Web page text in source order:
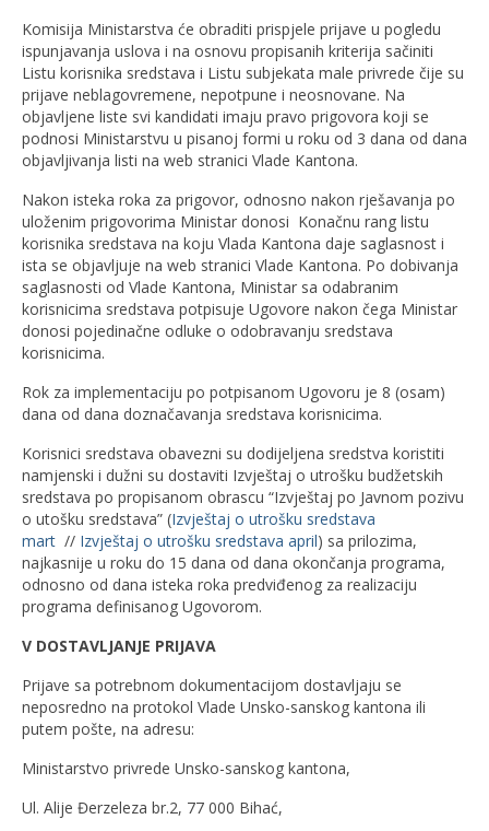
Komisija Ministarstva će obraditi prispjele prijave u pogledu
ispunjavanja uslova i na osnovu propisanih kriterija sačiniti
Listu korisnika sredstava i Listu subjekata male privrede čije su
prijave neblagovremene, nepotpune i neosnovane. Na
objavljene liste svi kandidati imaju pravo prigovora koji se
podnosi Ministarstvu u pisanoj formi u roku od 3 dana od dana
objavljivanja listi na web stranici Vlade Kantona.
Nakon isteka roka za prigovor, odnosno nakon rješavanja po
uloženim prigovorima Ministar donosi Konačnu rang listu
korisnika sredstava na koju Vlada Kantona daje saglasnost i
ista se objavljuje na web stranici Vlade Kantona. Po dobivanja
saglasnosti od Vlade Kantona, Ministar sa odabranim
korisnicima sredstava potpisuje Ugovore nakon čega Ministar
donosi pojedinačne odluke o odobravanju sredstava
korisnicima.
Rok za implementaciju po potpisanom Ugovoru je 8 (osam)
dana od dana doznačavanja sredstava korisnicima.
Korisnici sredstava obavezni su dodijeljena sredstva koristiti
namjenski i dužni su dostaviti Izvještaj o utrošku budžetskih
sredstava po propisanom obrascu “Izvještaj po Javnom pozivu
o utošku sredstava” (Izvještaj o utrošku sredstava
mart // Izvještaj o utrošku sredstava april) sa prilozima,
najkasnije u roku do 15 dana od dana okončanja programa,
odnosno od dana isteka roka predviđenog za realizaciju
programa definisanog Ugovorom.
V DOSTAVLJANJE PRIJAVA
Prijave sa potrebnom dokumentacijom dostavljaju se
neposredno na protokol Vlade Unsko-sanskog kantona ili
putem pošte, na adresu:
Ministarstvo privrede Unsko-sanskog kantona,
Ul. Alije Đerzeleza br.2, 77 000 Bihać,